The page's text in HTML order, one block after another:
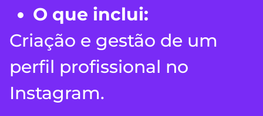
O que inclui:
Criação e gestão de um
perfil profissional no
Instagram.